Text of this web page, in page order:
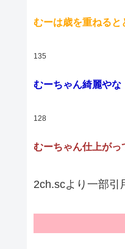
むーは歳を重ねると
135
むーちゃん綺麗やな
128
むーちゃん仕上が
2ch.scより一部引